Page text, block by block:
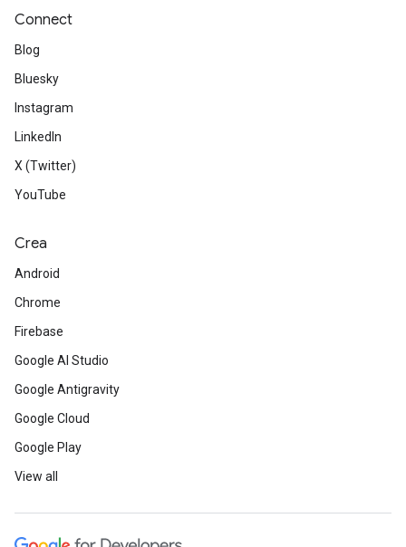
Connect
Blog
Bluesky
Instagram
LinkedIn
X (Twitter)
YouTube
Crea
Android
Chrome
Firebase
Google AI Studio
Google Antigravity
Google Cloud
Google Play
View all